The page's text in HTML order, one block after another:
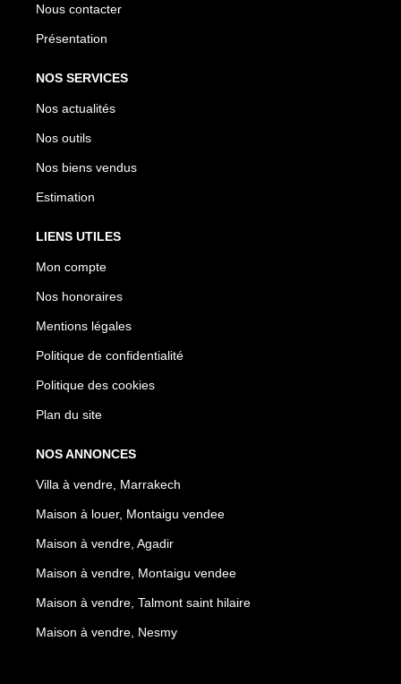
Nous contacter
Présentation
NOS SERVICES
Nos actualités
Nos outils
Nos biens vendus
Estimation
LIENS UTILES
Mon compte
Nos honoraires
Mentions légales
Politique de confidentialité
Politique des cookies
Plan du site
NOS ANNONCES
Villa à vendre, Marrakech
Maison à louer, Montaigu vendee
Maison à vendre, Agadir
Maison à vendre, Montaigu vendee
Maison à vendre, Talmont saint hilaire
Maison à vendre, Nesmy